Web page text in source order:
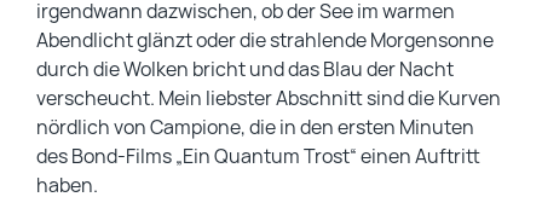
irgendwann dazwischen, ob der See im warmen
Abendlicht glänzt oder die strahlende Morgensonne
durch die Wolken bricht und das Blau der Nacht
verscheucht. Mein liebster Abschnitt sind die Kurven
nördlich von Campione, die in den ersten Minuten
des Bond-Films „Ein Quantum Trost“ einen Auftritt
haben.